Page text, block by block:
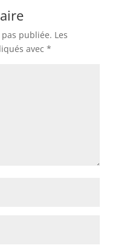
publiée. Les
avec *